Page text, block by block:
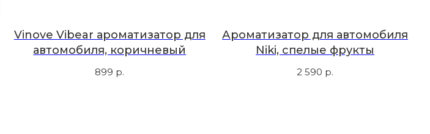
Vinove Vibear ароматизатор для
автомобиля, коричневый
899 р.
Ароматизатор для автомобиля
Niki, спелые фрукты
2 590 р.